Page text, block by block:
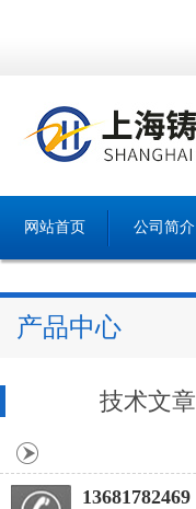
网站首页 公司简介
产品中心
技术文章
13681782469